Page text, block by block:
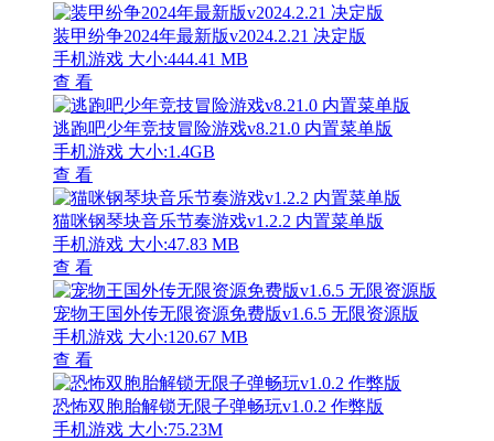
装甲纷争2024年最新版v2024.2.21 决定版
手机游戏 大小:444.41 MB
查 看
逃跑吧少年竞技冒险游戏v8.21.0 内置菜单版
手机游戏 大小:1.4GB
查 看
猫咪钢琴块音乐节奏游戏v1.2.2 内置菜单版
手机游戏 大小:47.83 MB
查 看
宠物王国外传无限资源免费版v1.6.5 无限资源版
手机游戏 大小:120.67 MB
查 看
恐怖双胞胎解锁无限子弹畅玩v1.0.2 作弊版
手机游戏 大小:75.23M